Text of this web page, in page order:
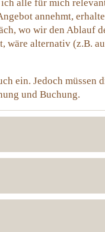
alle für mich
annehmt,
wo wir den Ablauf
wäre alternativ (z.B.
ein. Jedoch müssen
und Buchung.